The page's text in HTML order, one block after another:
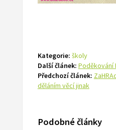
Kategorie: školy
Další článek: Poděkování
Předchozí článek:
děláním věcí jinak
Podobné články